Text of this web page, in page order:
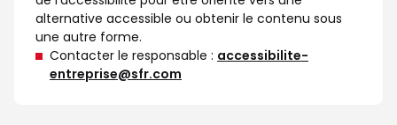
alternative accessible ou obtenir le contenu sous
une autre forme.
Contacter le responsable : accessibilite-
entreprise@sfr.com